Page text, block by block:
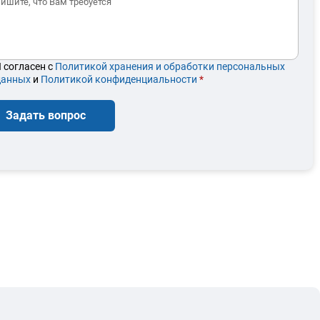
согласен с Политикой хранения и обработки персональных
и Политикой конфиденциальности *
Задать вопрос